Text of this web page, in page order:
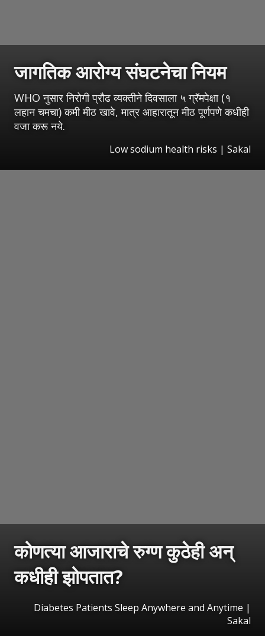
जागतिक आरोग्य संघटनेचा नियम
WHO नुसार निरोगी प्रौढ व्यक्तीने दिवसाला ५ ग्रॅमपेक्षा (१
लहान चमचा) कमी मीठ खावे, मात्र आहारातून मीठ पूर्णपणे कधीही
वजा करू नये.
Low sodium health risks | Sakal
कोणत्या आजाराचे रुग्ण कुठेही अन्
कधीही झोपतात?
Diabetes Patients Sleep Anywhere and Anytime |
Sakal